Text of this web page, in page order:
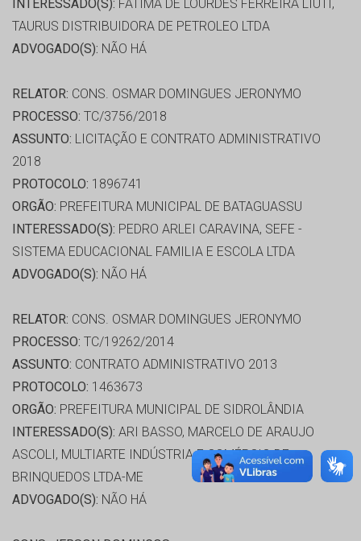
INTERESSADO(S): FATIMA DE LOURDES FERREIRA LIUTI,
TAURUS DISTRIBUIDORA DE PETROLEO LTDA
ADVOGADO(S): NÃO HÁ
RELATOR: CONS. OSMAR DOMINGUES JERONYMO
PROCESSO: TC/3756/2018
ASSUNTO: LICITAÇÃO E CONTRATO ADMINISTRATIVO
2018
PROTOCOLO: 1896741
ORGÃO: PREFEITURA MUNICIPAL DE BATAGUASSU
INTERESSADO(S): PEDRO ARLEI CARAVINA, SEFE -
SISTEMA EDUCACIONAL FAMILIA E ESCOLA LTDA
ADVOGADO(S): NÃO HÁ
RELATOR: CONS. OSMAR DOMINGUES JERONYMO
PROCESSO: TC/19262/2014
ASSUNTO: CONTRATO ADMINISTRATIVO 2013
PROTOCOLO: 1463673
ORGÃO: PREFEITURA MUNICIPAL DE SIDROLÂNDIA
INTERESSADO(S): ARI BASSO, MARCELO DE ARAUJO
ASCOLI, MULTIARTE INDÚSTRIA E COMÉRCIO DE
BRINQUEDOS LTDA-ME
ADVOGADO(S): NÃO HÁ